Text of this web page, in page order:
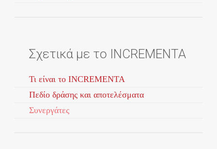
Σχετικά με το INCREMENTA
Τι είναι το INCREMENTA
Πεδίο δράσης και αποτελέσματα
Συνεργάτες